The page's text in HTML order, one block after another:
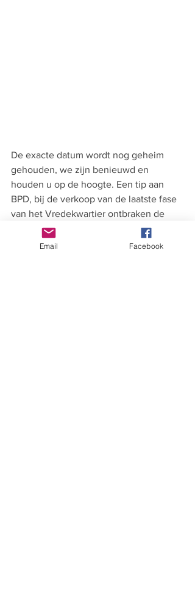
De exacte datum wordt nog geheim
gehouden, we zijn benieuwd en
houden u op de hoogte. Een tip aan
BPD, bij de verkoop van de laatste fase
van het Vredekwartier ontbraken de
verkeersregelaars, wellicht verstandig
om die alvast te reserveren.......... het
Email Facebook